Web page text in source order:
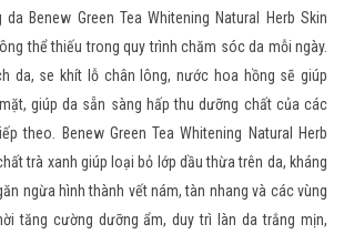
Benew Green Tea Whitening Natural Herb Skin
thể thiếu trong quy trình chăm sóc da mỗi ngày.
da, se khít lỗ chân lông, nước hoa hồng sẽ giúp
giúp da sẵn sàng hấp thu dưỡng chất của các
theo. Benew Green Tea Whitening Natural Herb
trà xanh giúp loại bỏ lớp dầu thừa trên da, kháng
ngừa hình thành vết nám, tàn nhang và các vùng
tăng cường dưỡng ẩm, duy trì làn da trắng mịn,